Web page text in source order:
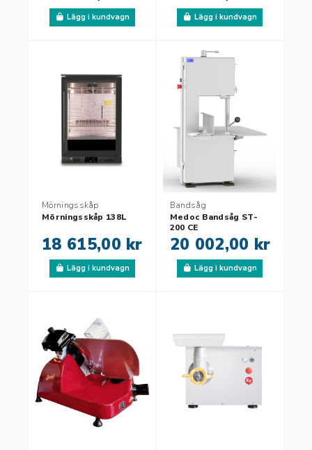
Lägg i kundvagn Lägg i kundvagn
Mörningsskåp
Mörningsskåp 138L
18 615,00 kr
Lägg i kundvagn
Bandsåg
Medoc Bandsåg ST-
200 CE
20 002,00 kr
Lägg i kundvagn